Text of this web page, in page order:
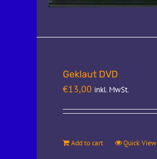
Geklaut DVD
€13,00 inkl. MwSt.
Add to cart Quick View